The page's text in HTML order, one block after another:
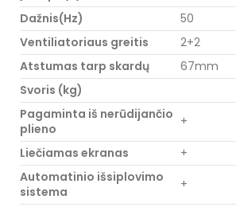
Dažnis(Hz)
50
Ventiliatoriaus greitis
2+2
Atstumas tarp skardų
67mm
Svoris (kg)
Pagaminta iš nerūdijančio
plieno
+
Liečiamas ekranas
+
Automatinio išsiplovimo
sistema
+